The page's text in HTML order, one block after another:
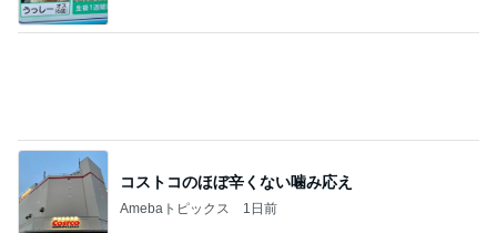
コストコのほぼ辛くない噛み応え
Amebaトピックス 1日前